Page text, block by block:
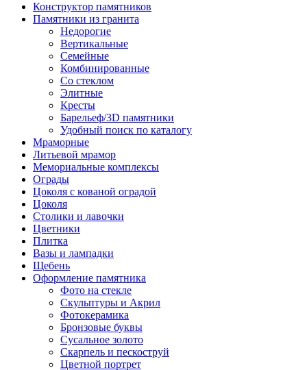
Конструктор памятников
Памятники из гранита
Недорогие
Вертикальные
Семейные
Комбинированные
Со стеклом
Элитные
Кресты
Барельеф/3D памятники
Удобный поиск по каталогу
Мраморные
Литьевой мрамор
Мемориальные комплексы
Ограды
Цоколя с кованой оградой
Цоколя
Столики и лавочки
Цветники
Плитка
Вазы и лампадки
Щебень
Оформление памятника
Фото на стекле
Скульптуры и Акрил
Фотокерамика
Бронзовые буквы
Сусальное золото
Скарпель и пескоструй
Цветной портрет